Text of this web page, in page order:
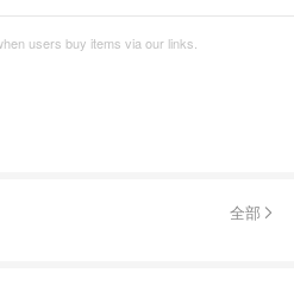
users buy items via our links.
全部